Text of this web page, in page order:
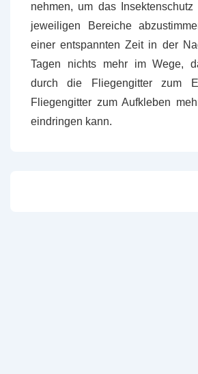
nehmen, um das
jeweiligen Bereiche
einer entspannten Zeit in der
Tagen nichts mehr im Wege,
durch die Fliegengitter zum
Fliegengitter zum Aufkleben
eindringen kann.